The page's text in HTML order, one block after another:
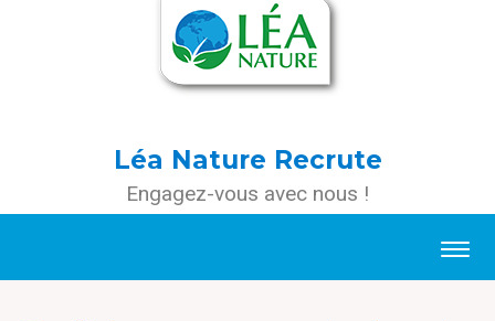
Léa Nature Recrute
Engagez-vous avec nous !